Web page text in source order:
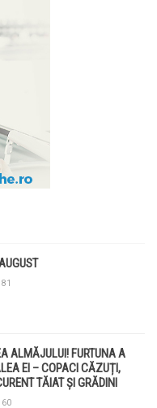
ALMĂJULUI! FURTUNA A
EI – COPACI CĂZUȚI,
TĂIAT ȘI GRĂDINI